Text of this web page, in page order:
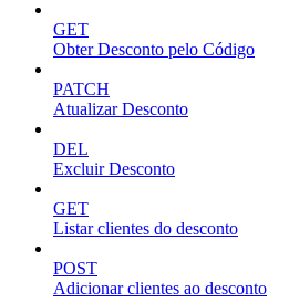
GET
Obter Desconto pelo Código
PATCH
Atualizar Desconto
DEL
Excluir Desconto
GET
Listar clientes do desconto
POST
Adicionar clientes ao desconto